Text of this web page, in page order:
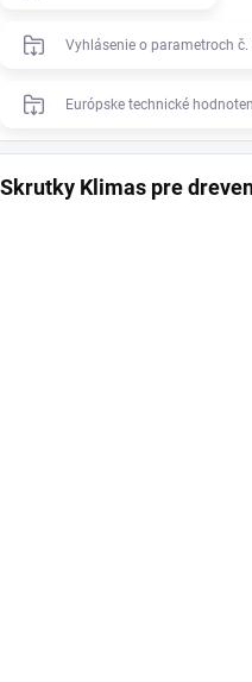
Vyhlásenie o parametroch č.
Európske technické
Skrutky Klimas pre